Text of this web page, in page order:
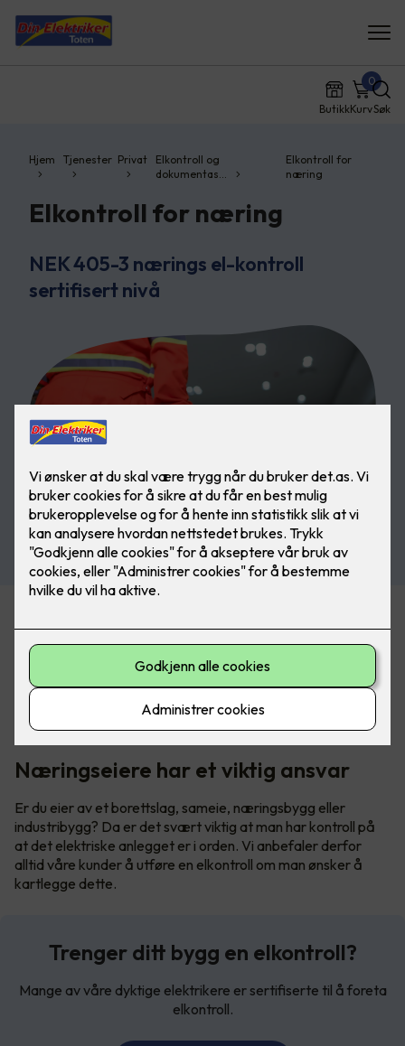
ButikkKurv
0
Søk
Hjem Tjenester Privat
Elkontroll og
dokumentas…
Elkontroll for
næring
Elkontroll for næring
NEK 405-3 nærings el-kontroll
sertifisert nivå
Økende krav om sertifiseringer
Det er et økende krav til å dokumentere kompetanse, og
stadig flere forsikringsselskaper, kommuner, og
bedriftseiere krever sertifiserte kontrollører iht. 405-3
næringskontroll og sertifisert el-kontrollforetak iht. 405-4.
Næringseiere har et viktig ansvar
Er du eier av et borettslag, sameie, næringsbygg eller
industribygg? Da er det svært viktig at man har kontroll på
at det elektriske anlegget er i orden. Vi anbefaler derfor
alltid våre kunder å utføre en elkontroll om man ønsker å
kartlegge dette.
Trenger ditt bygg en elkontroll?
Mange av våre dyktige elektrikere er sertifiserte til å foreta
elkontroll.